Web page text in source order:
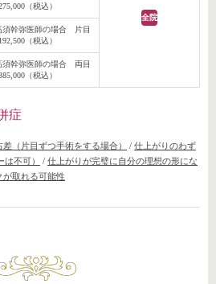
全院
（税込）
須幹弥医師の場合 片目
（税込）
須幹弥医師の場合 両目
（税込）
症
（片目ずつ手術をする場合） / 仕上がりのわず
不可）
/ 仕上がりが完璧に自分の理想の形にな
が取れる可能性